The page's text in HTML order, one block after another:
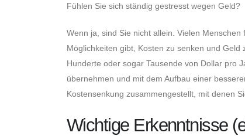
Fühlen Sie sich ständig gestresst wegen Geld?
Wenn ja, sind Sie nicht allein. Vielen
Möglichkeiten gibt, Kosten zu senken und
Hunderte oder sogar Tausende von Dollar pro
übernehmen und mit dem Aufbau einer
Kostensenkung zusammengestellt, mit denen
Wichtige Erkenntnisse